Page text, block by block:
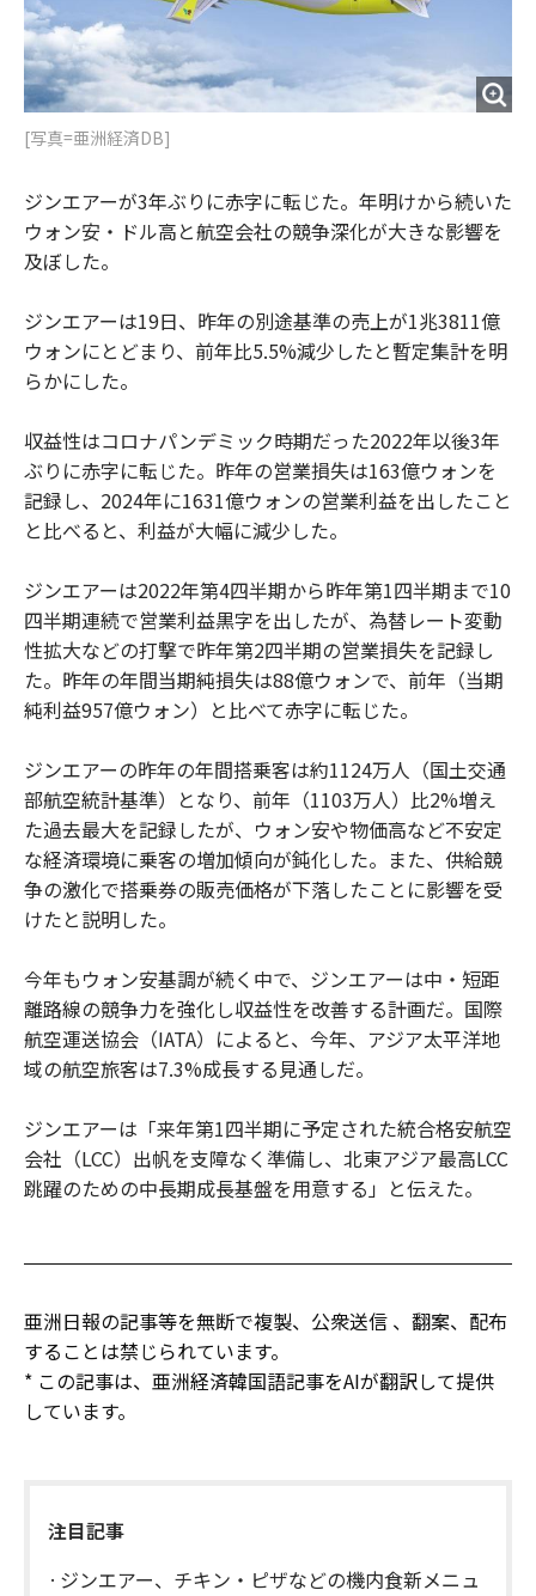
[写真=亜洲経済DB]
ジンエアーが3年ぶりに赤字に転じた。年明けから続いた
ウォン安・ドル高と航空会社の競争深化が大きな影響を
及ぼした。
ジンエアーは19日、昨年の別途基準の売上が1兆3811億
ウォンにとどまり、前年比5.5%減少したと暫定集計を明
らかにした。
収益性はコロナパンデミック時期だった2022年以後3年
ぶりに赤字に転じた。昨年の営業損失は163億ウォンを
記録し、2024年に1631億ウォンの営業利益を出したこと
と比べると、利益が大幅に減少した。
ジンエアーは2022年第4四半期から昨年第1四半期まで10
四半期連続で営業利益黒字を出したが、為替レート変動
性拡大などの打撃で昨年第2四半期の営業損失を記録し
た。昨年の年間当期純損失は88億ウォンで、前年（当期
純利益957億ウォン）と比べて赤字に転じた。
ジンエアーの昨年の年間搭乗客は約1124万人（国土交通
部航空統計基準）となり、前年（1103万人）比2%増え
た過去最大を記録したが、ウォン安や物価高など不安定
な経済環境に乗客の増加傾向が鈍化した。また、供給競
争の激化で搭乗券の販売価格が下落したことに影響を受
けたと説明した。
今年もウォン安基調が続く中で、ジンエアーは中・短距
離路線の競争力を強化し収益性を改善する計画だ。国際
航空運送協会（IATA）によると、今年、アジア太平洋地
域の航空旅客は7.3%成長する見通しだ。
ジンエアーは「来年第1四半期に予定された統合格安航空
会社（LCC）出帆を支障なく準備し、北東アジア最高LCC
跳躍のための中長期成長基盤を用意する」と伝えた。
亜洲日報の記事等を無断で複製、公衆送信 、翻案、配布
することは禁じられています。
* この記事は、亜洲経済韓国語記事をAIが翻訳して提供
しています。
注目記事
ジンエアー、チキン・ピザなどの機内食新メニュ